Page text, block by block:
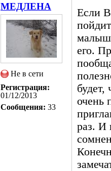
МЕДЛЕНА
Не в сети
Регистрация:
01/12/2013
Сообщения: 33
Если
его.
будет,
очень
раз. И